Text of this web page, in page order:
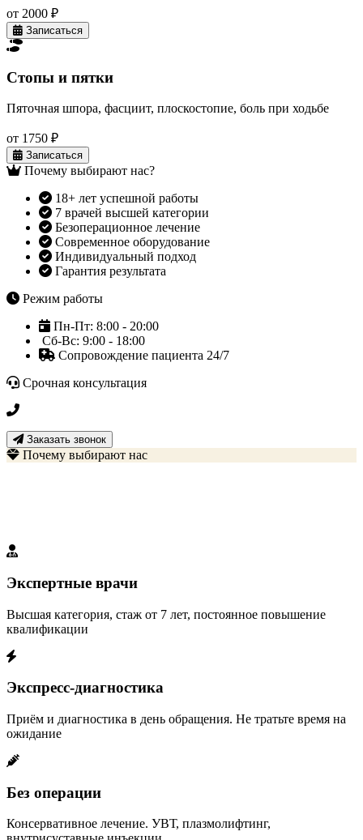
от 2000 ₽
Записаться
Стопы и пятки
Пяточная шпора, фасциит, плоскостопие, боль при ходьбе
от 1750 ₽
Записаться
Почему выбирают нас?
18+ лет успешной работы
7 врачей высшей категории
Безоперационное лечение
Современное оборудование
Индивидуальный подход
Гарантия результата
Режим работы
Пн-Пт: 8:00 - 20:00
Сб-Вс: 9:00 - 18:00
Сопровождение пациента 24/7
Срочная консультация
Заказать звонок
Почему выбирают нас
Экспертные врачи
Высшая категория, стаж от 7 лет, постоянное повышение
квалификации
Экспресс-диагностика
Приём и диагностика в день обращения. Не тратьте время на
ожидание
Без операции
Консервативное лечение. УВТ, плазмолифтинг,